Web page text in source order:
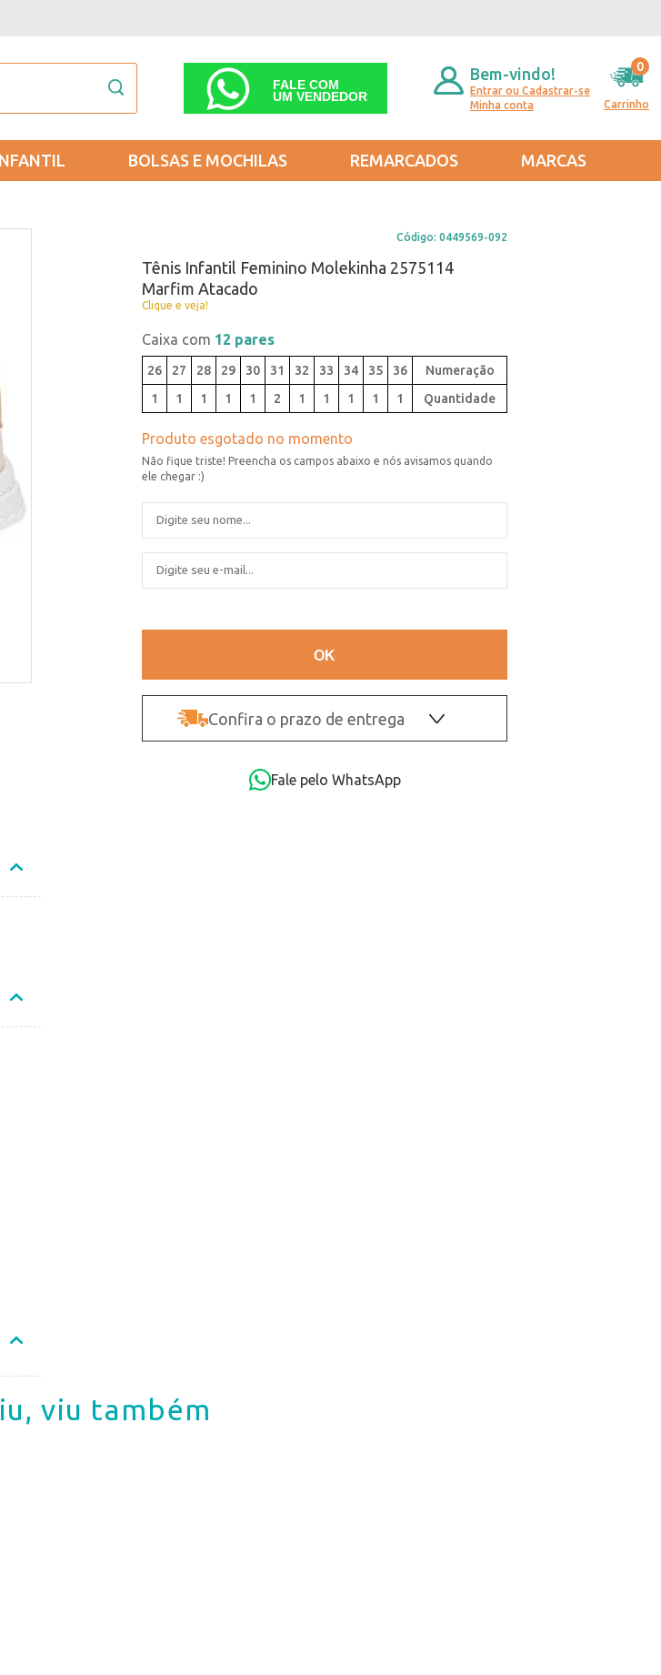
FALE COM
UM VENDEDOR
Bem-vindo!
Entrar ou Cadastrar-se
Minha conta
Carrinho
0
BOLSAS E MOCHILAS REMARCADOS MARCAS
Código: 0449569-092
Tênis Infantil Feminino Molekinha 2575114
Marfim Atacado
Clique e veja!
Caixa com 12 pares
26 27 28 29 30 31 32 33 34 35
36
1
1 1 1 1 2 1 1 1 1 1 Quantidade
Confira o prazo de entrega
Fale pelo WhatsApp
viu também